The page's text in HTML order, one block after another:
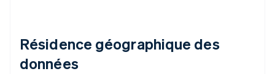
Résidence géographique des
données